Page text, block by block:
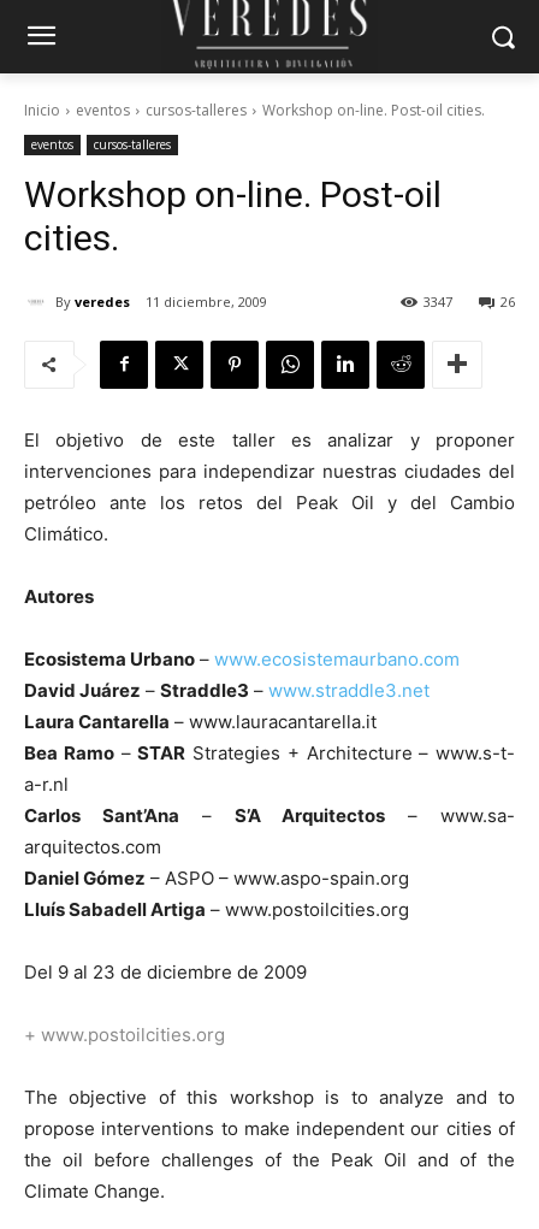
Inicio eventos cursos-talleres Workshop on-line. Post-oil cities.
eventos cursos-talleres
Workshop on-line. Post-oil
cities.
By veredes 11 diciembre, 2009 26
3347
El objetivo de este taller es analizar y proponer
intervenciones para independizar nuestras ciudades del
petróleo ante los retos del Peak Oil y del Cambio
Climático.
Autores
Ecosistema Urbano – www.ecosistemaurbano.com
David Juárez – Straddle3 – www.straddle3.net
Laura Cantarella – www.lauracantarella.it
Bea Ramo–STAR Strategies + Architecture – www.s-t-
a-r.nl
Carlos Sant’Ana – S’A Arquitectos – www.sa-
arquitectos.com
Daniel Gómez – ASPO – www.aspo-spain.org
Lluís Sabadell Artiga – www.postoilcities.org
Del 9 al 23 de diciembre de 2009
+ www.postoilcities.org
The objective of this workshop is to analyze and to
propose interventions to make independent our cities of
the oil before challenges of the Peak Oil and of the
Climate Change.